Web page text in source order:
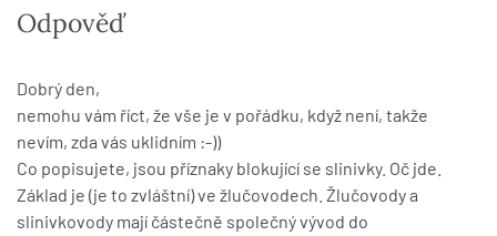
Odpověď
Dobrý den,
nemohu vám říct, že vše je v pořádku, když není, takže
nevím, zda vás uklidním :-))
Co popisujete, jsou příznaky blokující se slinivky. Oč jde.
Základ je (je to zvláštní) ve žlučovodech. Žlučovody a
slinivkovody mají částečně společný vývod do